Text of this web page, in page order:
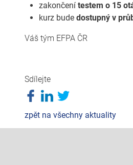
zakončení testem o 15
kurz bude dostupný v
Váš tým EFPA ČR
Sdílejte
zpět na všechny aktuality